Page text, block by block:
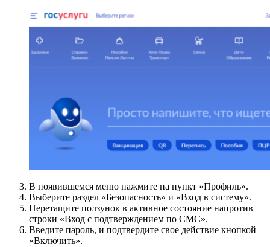
В появившемся меню нажмите на пункт «Профиль».
Выберите раздел «Безопасность» и «Вход в систему».
Перетащите ползунок в активное состояние напротив
строки «Вход с подтверждением по СМС».
Введите пароль, и подтвердите свое действие кнопкой
«Включить».